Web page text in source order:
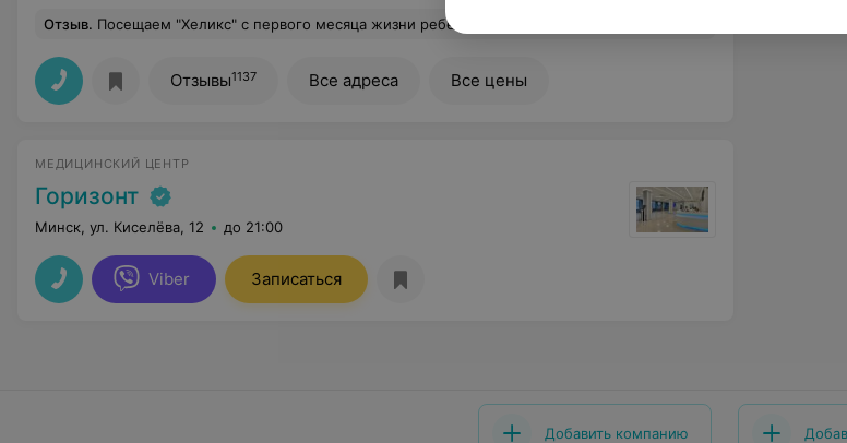
Отзыв. Посещаем "Хеликс" с первого месяца жизни ребёнка, а нам уже 3-й год. За это время мы ни разу не усомнились в выборе лаборатории. Всё очень хорошо.
Отзывы1137 Все адреса Все цены
МЕДИЦИНСКИЙ ЦЕНТР
Горизонт
Минск, ул. Киселёва, 12 до 21:00
Viber Записаться
Добавить компанию